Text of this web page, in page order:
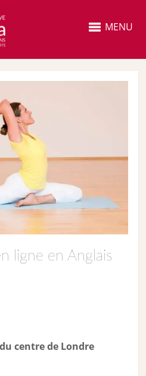
MENU
ligne en Anglais
centre de Londre